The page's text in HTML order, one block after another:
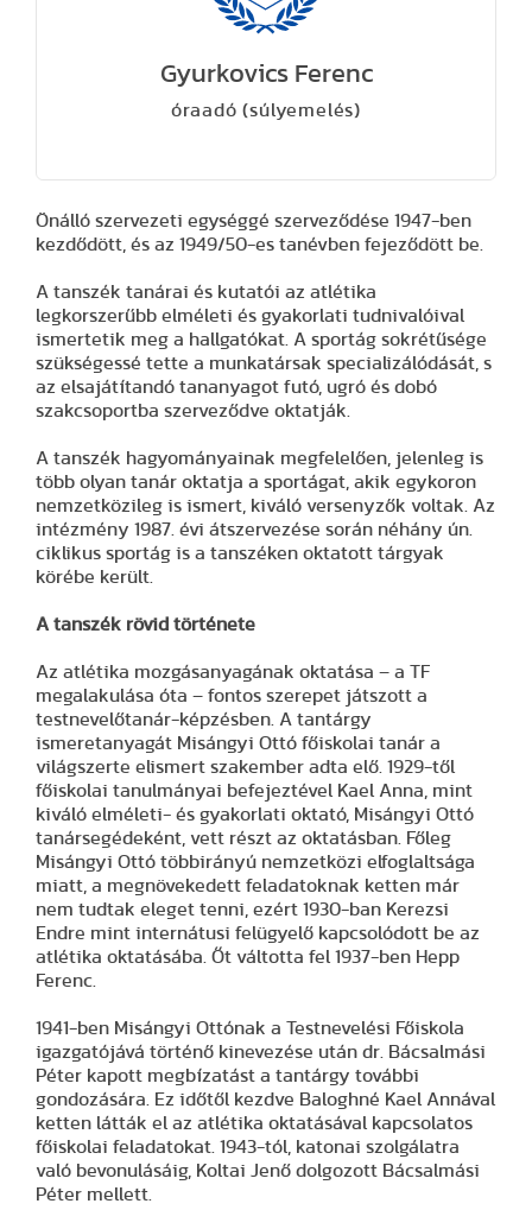
Gyurkovics Ferenc
óraadó (súlyemelés)
Önálló szervezeti egységgé szerveződése 1947-ben
kezdődött, és az 1949/50-es tanévben fejeződött be.
A tanszék tanárai és kutatói az atlétika
legkorszerűbb elméleti és gyakorlati tudnivalóival
ismertetik meg a hallgatókat. A sportág sokrétűsége
szükségessé tette a munkatársak specializálódását, s
az elsajátítandó tananyagot futó, ugró és dobó
szakcsoportba szerveződve oktatják.
A tanszék hagyományainak megfelelően, jelenleg is
több olyan tanár oktatja a sportágat, akik egykoron
nemzetközileg is ismert, kiváló versenyzők voltak. Az
intézmény 1987. évi átszervezése során néhány ún.
ciklikus sportág is a tanszéken oktatott tárgyak
körébe került.
A tanszék rövid története
Az atlétika mozgásanyagának oktatása – a TF
megalakulása óta – fontos szerepet játszott a
testnevelőtanár-képzésben. A tantárgy
ismeretanyagát Misángyi Ottó főiskolai tanár a
világszerte elismert szakember adta elő. 1929-től
főiskolai tanulmányai befejeztével Kael Anna, mint
kiváló elméleti- és gyakorlati oktató, Misángyi Ottó
tanársegédeként, vett részt az oktatásban. Főleg
Misángyi Ottó többirányú nemzetközi elfoglaltsága
miatt, a megnövekedett feladatoknak ketten már
nem tudtak eleget tenni, ezért 1930-ban Kerezsi
Endre mint internátusi felügyelő kapcsolódott be az
atlétika oktatásába. Őt váltotta fel 1937-ben Hepp
Ferenc.
1941-ben Misángyi Ottónak a Testnevelési Főiskola
igazgatójává történő kinevezése után dr. Bácsalmási
Péter kapott megbízatást a tantárgy további
gondozására. Ez időtől kezdve Baloghné Kael Annával
ketten látták el az atlétika oktatásával kapcsolatos
főiskolai feladatokat. 1943-tól, katonai szolgálatra
való bevonulásáig, Koltai Jenő dolgozott Bácsalmási
Péter mellett.